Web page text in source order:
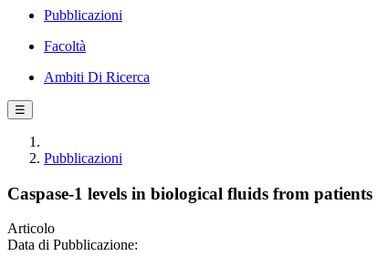
Pubblicazioni
Facoltà
Ambiti Di Ricerca
☰
Pubblicazioni
Caspase-1 levels in biological fluids from
Articolo
Data di Pubblicazione: